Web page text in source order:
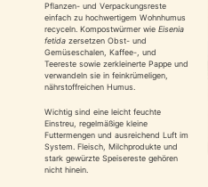
Pflanzen- und Verpackungsreste
einfach zu hochwertigem Wohnhumus
recyceln. Kompostwürmer wie Eisenia
fetida zersetzen Obst- und
Gemüseschalen, Kaffee-, und
Teereste sowie zerkleinerte Pappe und
verwandeln sie in feinkrümeligen,
nährstoffreichen Humus.
Wichtig sind eine leicht feuchte
Einstreu, regelmäßige kleine
Futtermengen und ausreichend Luft im
System. Fleisch, Milchprodukte und
stark gewürzte Speisereste gehören
nicht hinein.